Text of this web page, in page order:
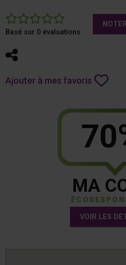
0
Basé sur 0 évaluations
Partager
Ajouter à mes favoris
MA
VOIR LES